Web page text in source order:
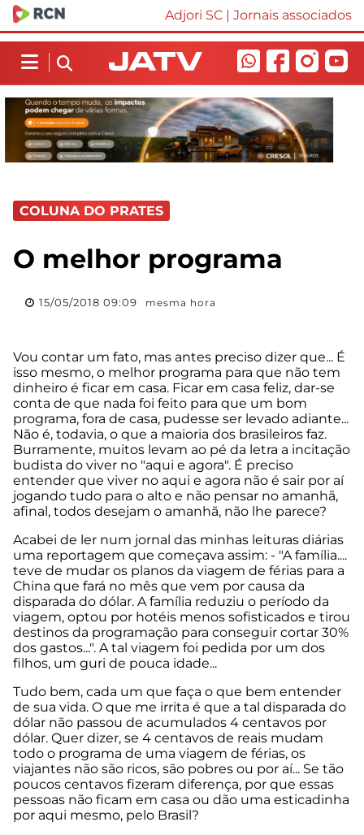
Adjori SC | Jornais associados
COLUNA DO PRATES
O melhor programa
15/05/2018 09:09 mesma hora
Vou contar um fato, mas antes preciso dizer que... É
isso mesmo, o melhor programa para que não tem
dinheiro é ficar em casa. Ficar em casa feliz, dar-se
conta de que nada foi feito para que um bom
programa, fora de casa, pudesse ser levado adiante...
Não é, todavia, o que a maioria dos brasileiros faz.
Burramente, muitos levam ao pé da letra a incitação
budista do viver no "aqui e agora". É preciso
entender que viver no aqui e agora não é sair por aí
jogando tudo para o alto e não pensar no amanhã,
afinal, todos desejam o amanhã, não lhe parece?
Acabei de ler num jornal das minhas leituras diárias
uma reportagem que começava assim: - "A família....
teve de mudar os planos da viagem de férias para a
China que fará no mês que vem por causa da
disparada do dólar. A família reduziu o período da
viagem, optou por hotéis menos sofisticados e tirou
destinos da programação para conseguir cortar 30%
dos gastos...". A tal viagem foi pedida por um dos
filhos, um guri de pouca idade...
Tudo bem, cada um que faça o que bem entender
de sua vida. O que me irrita é que a tal disparada do
dólar não passou de acumulados 4 centavos por
dólar. Quer dizer, se 4 centavos de reais mudam
todo o programa de uma viagem de férias, os
viajantes não são ricos, são pobres ou por aí... Se tão
poucos centavos fizeram diferença, por que essas
pessoas não ficam em casa ou dão uma esticadinha
por aqui mesmo, pelo Brasil?